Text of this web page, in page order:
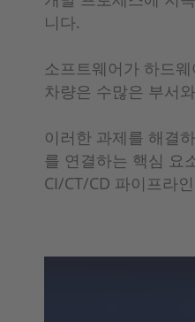
니다.
소프트웨어가 하드
차량은 수많은 부서
이러한 과제를 해결
를 연결하는 핵심 요
CI/CT/CD 파이프라